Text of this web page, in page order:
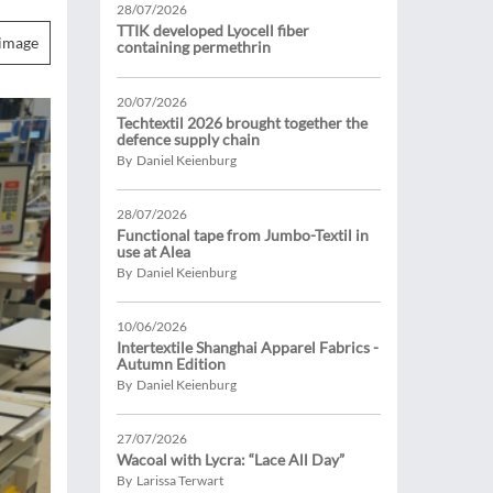
28/07/2026
TTIK developed Lyocell fiber
containing permethrin
20/07/2026
Techtextil 2026 brought together the
defence supply chain
By Daniel Keienburg
28/07/2026
Functional tape from Jumbo-Textil in
use at Alea
By Daniel Keienburg
10/06/2026
Intertextile Shanghai Apparel Fabrics -
Autumn Edition
By Daniel Keienburg
27/07/2026
Wacoal with Lycra: “Lace All Day”
By Larissa Terwart